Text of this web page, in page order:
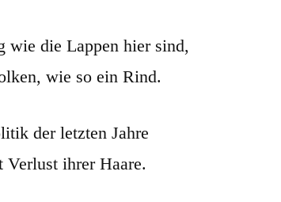
wie die Lappen hier sind,
wie so ein Rind.
der letzten Jahre
Verlust ihrer Haare.